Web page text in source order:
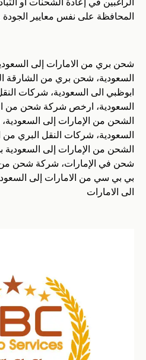
المحافظة على نفس معايير الجودة
شحن بري من الامارات إلى
السعودية، شحن بري من الشارقة
ابوظبي الى السعودية، شركات
السعودية، ارخص شركة شحن من
الشحن من الإمارات إلى
السعودية، شركات النقل البري من
الشحن من الإمارات إلى
شحن في الإمارات، شركة شحن من
بي بي سي من الامارات إلى
الى الامارات